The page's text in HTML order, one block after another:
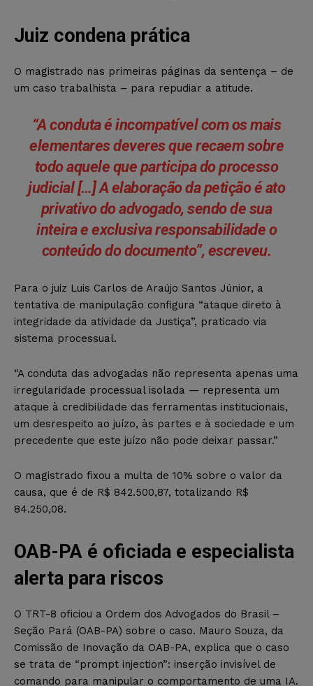
Juiz condena prática
O magistrado nas primeiras páginas da sentença – de
um caso trabalhista – para repudiar a atitude.
“A conduta é incompatível com os mais
elementares deveres que recaem sobre
todo aquele que participa do processo
judicial […] A elaboração da petição é ato
privativo do advogado, sendo de sua
inteira e exclusiva responsabilidade o
conteúdo do documento”, escreveu.
Para o juiz Luis Carlos de Araújo Santos Júnior, a
tentativa de manipulação configura “ataque direto à
integridade da atividade da Justiça”, praticado via
sistema processual.
“A conduta das advogadas não representa apenas uma
irregularidade processual isolada — representa um
ataque à credibilidade das ferramentas institucionais,
um desrespeito ao juízo, às partes e à sociedade e um
precedente que este juízo não pode deixar passar.”
O magistrado fixou a multa de 10% sobre o valor da
causa, que é de R$ 842.500,87, totalizando R$
84.250,08.
OAB-PA é oficiada e especialista
alerta para riscos
O TRT-8 oficiou a Ordem dos Advogados do Brasil –
Seção Pará (OAB-PA) sobre o caso. Mauro Souza, da
Comissão de Inovação da OAB-PA, explica que o caso
se trata de “prompt injection”: inserção invisível de
comando para manipular o comportamento de uma IA.